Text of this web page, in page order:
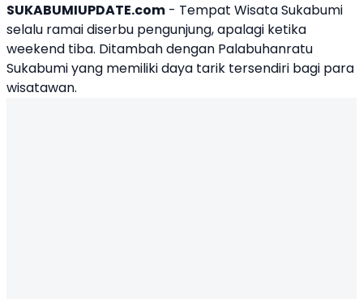
SUKABUMIUPDATE.com - Tempat Wisata Sukabumi
selalu ramai diserbu pengunjung, apalagi ketika
weekend tiba. Ditambah dengan Palabuhanratu
Sukabumi yang memiliki daya tarik tersendiri bagi para
wisatawan.